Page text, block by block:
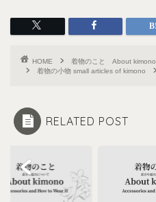
HOME 着物のこと About kimono
着物の小物 small articles of kimono
RELATED POST